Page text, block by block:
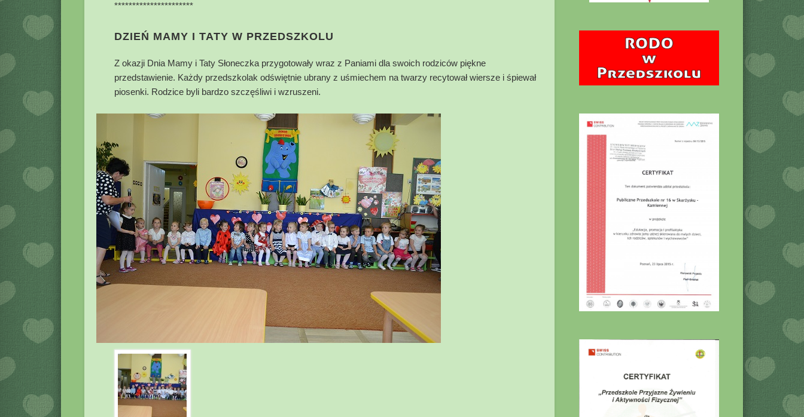
**********************
DZIEŃ MAMY I TATY W PRZEDSZKOLU
Z okazji Dnia Mamy i Taty Słoneczka przygotowały wraz z Paniami dla swoich rodziców piękne
przedstawienie. Każdy przedszkolak odświętnie ubrany z uśmiechem na twarzy recytował wiersze i śpiewał
piosenki. Rodzice byli bardzo szczęśliwi i wzruszeni.